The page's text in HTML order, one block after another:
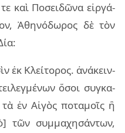
καὶ Ποσει­δῶ­να εἰρ­γά­
Ἀθη­νό­δω­ρος δὲ τὸν
ἐκ Κλεί­το­ρος. ἀνά­κειν­
ὅσοι συγ­κα­
ἐν Αἰγὸς πο­τα­μοῖς ἢ
τῶν συμ­μα­χη­σάν­των,